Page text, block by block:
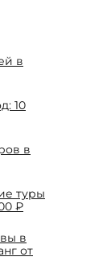
в
10
в
туры
₽
в
от